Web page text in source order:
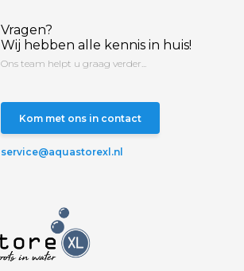
Vragen?
Wij hebben alle kennis in huis!
Ons team helpt u graag verder...
Kom met ons in contact
service@aquastorexl.nl